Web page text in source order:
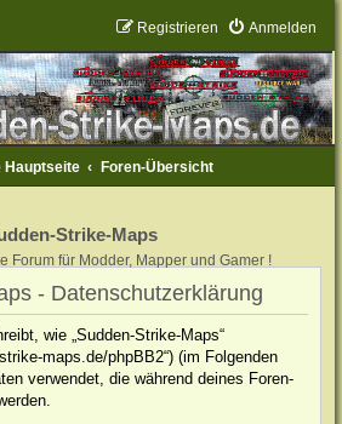
Anmelden
Registrieren
Hauptseite Foren-Übersicht
Strike-Maps
Forum für Modder, Mapper und Gamer !
- Datenschutzerklärung
wie „Sudden-Strike-Maps“
maps.de/phpBB2“) (im Folgenden
verwendet, die während deines Foren-